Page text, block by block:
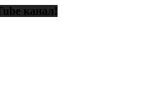
канал!